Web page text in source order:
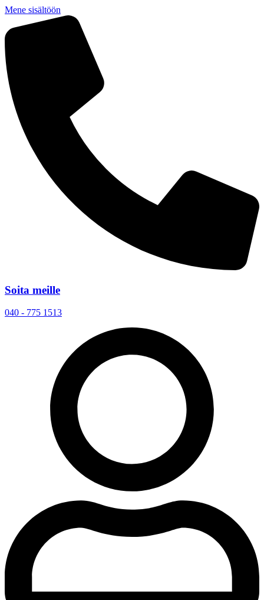
Mene sisältöön
Soita meille
040 - 775 1513